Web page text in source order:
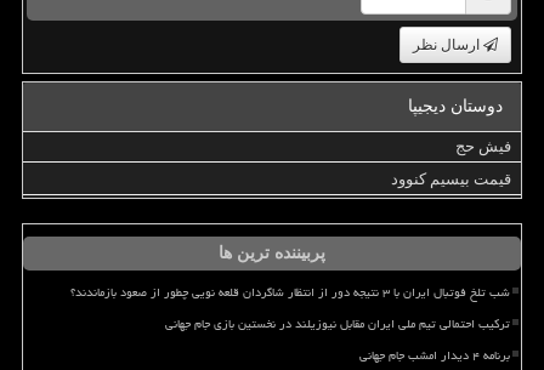
ارسال نظر
دوستان دیجیپا
فیش حج
قیمت بیسیم کنوود
پربیننده ترین ها
شب تلخ فوتبال ایران با ۳ نتیجه دور از انتظار شاگردان قلعه نویی چطور از صعود بازماندند؟
ترکیب احتمالی تیم ملی ایران مقابل نیوزیلند در نخستین بازی جام جهانی
برنامه ۴ دیدار امشب جام جهانی